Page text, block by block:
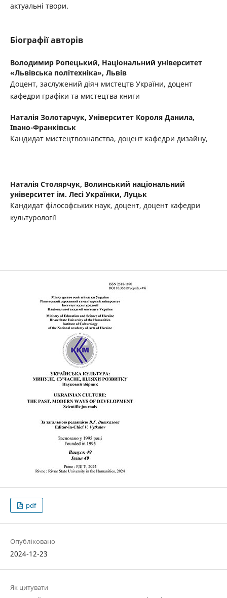
актуальні твори.
Біографії авторів
Володимир Ропецький, Національний університет
«Львівська політехніка», Львів
Доцент, заслужений діяч мистецтв України, доцент
кафедри графіки та мистецтва книги
Наталія Золотарчук, Університет Короля Данила,
Івано-Франківськ
Кандидат мистецтвознавства, доцент кафедри дизайну,
Наталія Столярчук, Волинський національний
університет ім. Лесі Українки, Луцьк
Кандидат філософських наук, доцент, доцент кафедри
культурології
pdf
Опубліковано
2024-12-23
Як цитувати